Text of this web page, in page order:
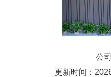
公
更新时间：